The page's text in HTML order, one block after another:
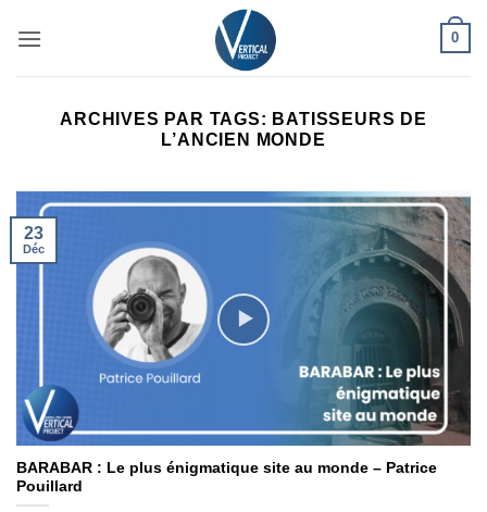
0
ARCHIVES PAR TAGS: BATISSEURS DE
L’ANCIEN MONDE
BARABAR : Le plus énigmatique site au monde – Patrice
Pouillard
23
Déc